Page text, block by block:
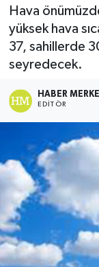
Hava
yüksek hava
37, sahillerde
seyredecek.
HABER
EDITÖR
EKONOMİ
ENGLISH
ESENTEPE
GİRNE
GÜNDEM
GÜNEY